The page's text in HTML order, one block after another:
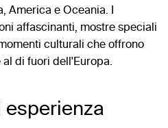
America e Oceania. I
affascinanti, mostre speciali
culturali che offrono
di fuori dell'Europa.